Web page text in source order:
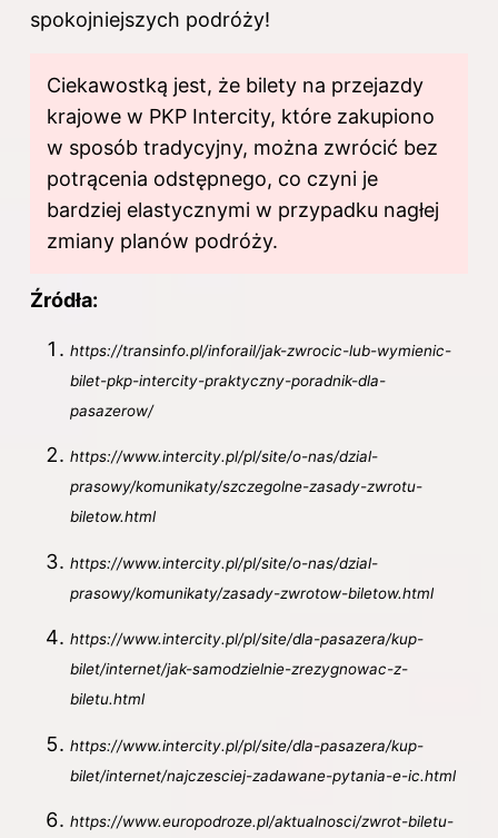
spokojniejszych podróży!
Ciekawostką jest, że bilety na przejazdy
krajowe w PKP Intercity, które zakupiono
w sposób tradycyjny, można zwrócić bez
potrącenia odstępnego, co czyni je
bardziej elastycznymi w przypadku nagłej
zmiany planów podróży.
Źródła:
https://transinfo.pl/inforail/jak-zwrocic-lub-wymienic-
bilet-pkp-intercity-praktyczny-poradnik-dla-
pasazerow/
https://www.intercity.pl/pl/site/o-nas/dzial-
prasowy/komunikaty/szczegolne-zasady-zwrotu-
biletow.html
https://www.intercity.pl/pl/site/o-nas/dzial-
prasowy/komunikaty/zasady-zwrotow-biletow.html
https://www.intercity.pl/pl/site/dla-pasazera/kup-
bilet/internet/jak-samodzielnie-zrezygnowac-z-
biletu.html
https://www.intercity.pl/pl/site/dla-pasazera/kup-
bilet/internet/najczesciej-zadawane-pytania-e-ic.html
https://www.europodroze.pl/aktualnosci/zwrot-biletu-